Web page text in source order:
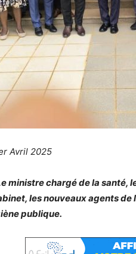
Avril 2025
ministre chargé de la santé,
les nouveaux agents
publique.